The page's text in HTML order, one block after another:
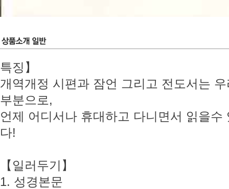
특징】
개역개정 시편과 잠언 그리고 전도서는
부분으로,
언제 어디서나 휴대하고 다니면서 읽을
다!
【일러두기】
1. 성경본문